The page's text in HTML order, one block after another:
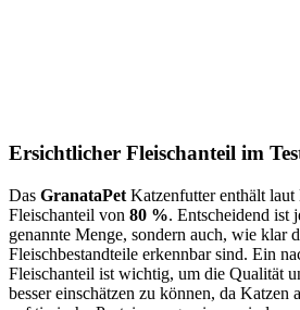
Ersichtlicher Fleischanteil im
Das GranataPet Katzenfutter enthält
Fleischanteil von 80 %. Entscheidend ist
genannte Menge, sondern auch, wie klar
Fleischbestandteile erkennbar sind. Ein
Fleischanteil ist wichtig, um die Qualität
besser einschätzen zu können, da Katzen